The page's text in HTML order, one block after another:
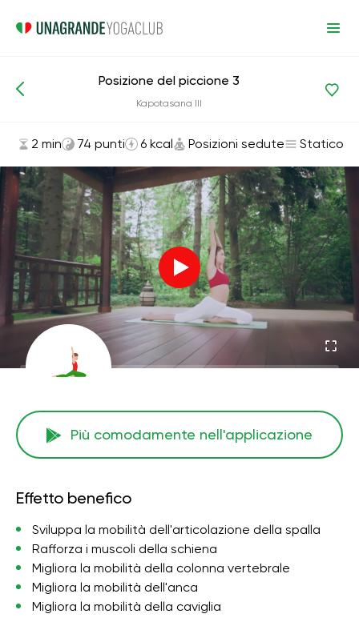
Posizioni sedute
Posizione del piccione 3
Kapotasana III
2 min 74 punti 6 kcal Posizioni sedute Statico
Più comodamente nell'applicazione
Effetto benefico
Sviluppa la mobilità dell'articolazione della spalla
Rafforza i muscoli della schiena
Migliora la mobilità della colonna vertebrale
Migliora la mobilità dell'anca
Migliora la mobilità della caviglia